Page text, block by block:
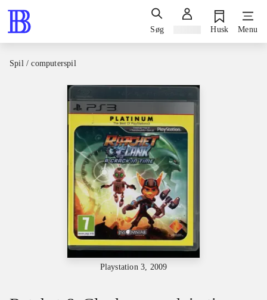
Søg Husk Menu
Spil / computerspil
Playstation 3, 2009